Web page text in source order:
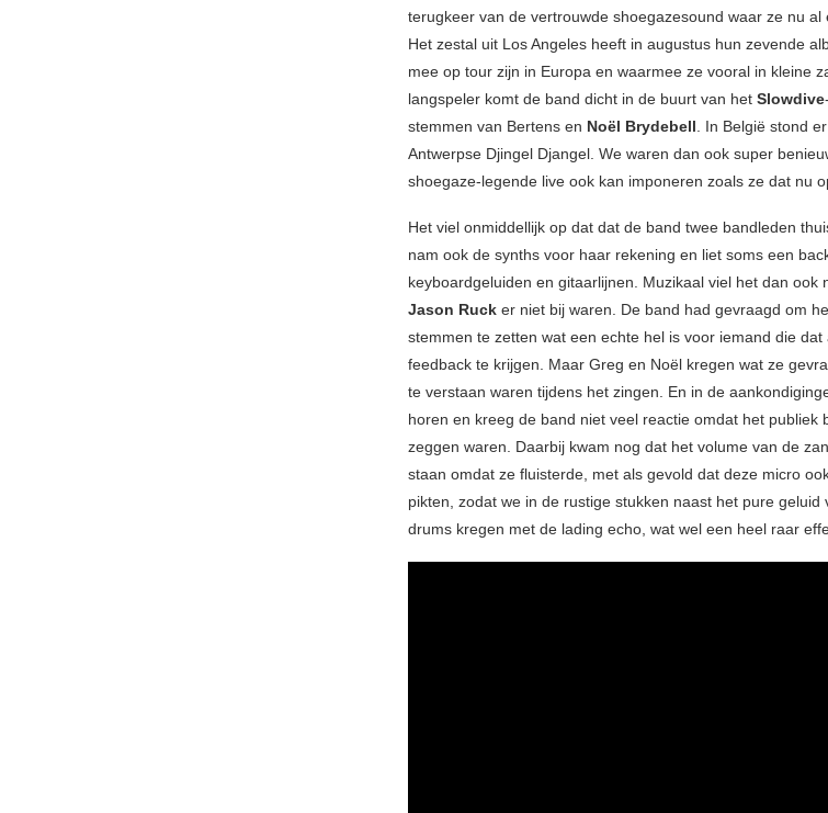
terugkeer van de vertrouwde shoegazesound waar ze nu
Het zestal uit Los Angeles heeft in augustus hun zevende
mee op tour zijn in Europa en waarmee ze vooral in kleine
langspeler komt de band dicht in de buurt van het Slowdive
stemmen van Bertens en Noël Brydebell. In België stond
Antwerpse Djingel Djangel. We waren dan ook super
shoegaze-legende live ook kan imponeren zoals ze dat nu
Het viel onmiddellijk op dat dat de band twee bandleden
nam ook de synths voor haar rekening en liet soms een
keyboardgeluiden en gitaarlijnen. Muzikaal viel het dan ook
Jason Ruck er niet bij waren. De band had gevraagd om
stemmen te zetten wat een echte hel is voor iemand die
feedback te krijgen. Maar Greg en Noël kregen wat ze
te verstaan waren tijdens het zingen. En in de
horen en kreeg de band niet veel reactie omdat het publiek
zeggen waren. Daarbij kwam nog dat het volume van de
staan omdat ze fluisterde, met als gevold dat deze micro
pikten, zodat we in de rustige stukken naast het pure
drums kregen met de lading echo, wat wel een heel raar